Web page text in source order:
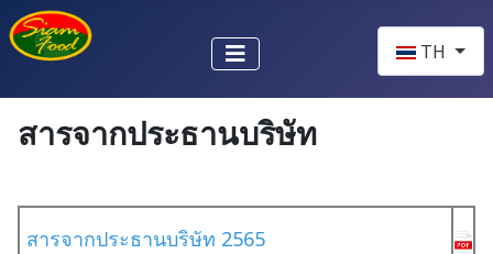
TH
สารจากประธานบริษัท
สารจากประธานบริษัท 2565